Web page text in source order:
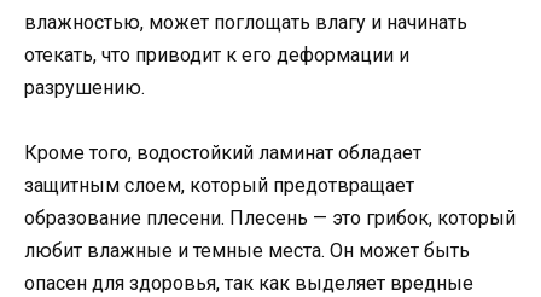
влажностью, может поглощать влагу и начинать
отекать, что приводит к его деформации и
разрушению.
Кроме того, водостойкий ламинат обладает
защитным слоем, который предотвращает
образование плесени. Плесень — это грибок, который
любит влажные и темные места. Он может быть
опасен для здоровья, так как выделяет вредные